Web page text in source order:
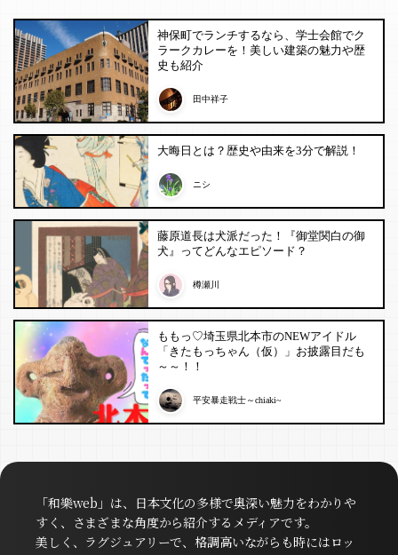
神保町でランチするなら、学士会館でク
ラークカレーを！美しい建築の魅力や歴
史も紹介
田中祥子
大晦日とは？歴史や由来を3分で解説！
ニシ
藤原道長は犬派だった！『御堂関白の御
犬』ってどんなエピソード？
樽瀬川
ももっ♡埼玉県北本市のNEWアイドル
「きたもっちゃん（仮）」お披露目だも
～～！！
平安暴走戦士～chiaki~
「和樂web」は、日本文化の多様で奥深い魅力をわかりや
すく、さまざまな角度から紹介するメディアです。
美しく、ラグジュアリーで、格調高いながらも時にはロッ